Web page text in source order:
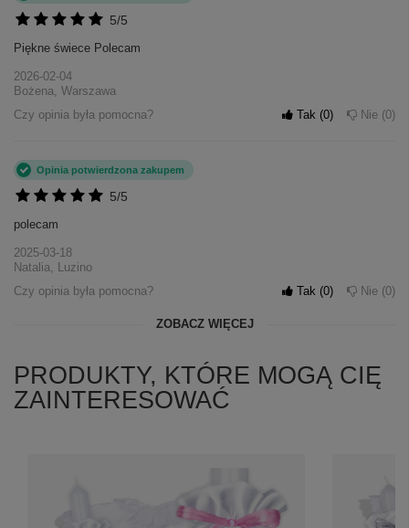
5/5
Piękne świece Polecam
2026-02-04
Bożena, Warszawa
Czy opinia była pomocna?
Tak 0 Nie 0
5/5
Opinia potwierdzona zakupem
polecam
2025-03-18
Natalia, Luzino
Czy opinia była pomocna?
Tak 0 Nie 0
ZOBACZ WIĘCEJ
PRODUKTY, KTÓRE MOGĄ CIĘ
ZAINTERESOWAĆ